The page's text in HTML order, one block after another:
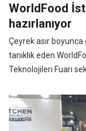
WorldFood
hazırlanıyor
Çeyrek asır
tanıklık eden
Teknolojileri Fuarı